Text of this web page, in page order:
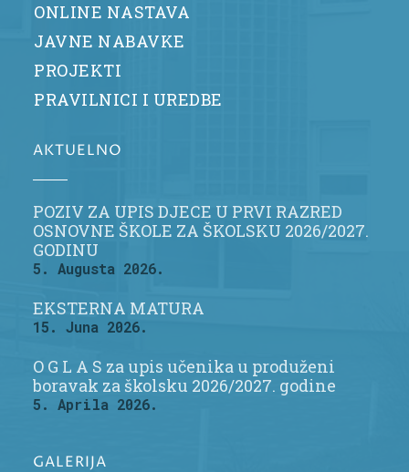
ONLINE NASTAVA
JAVNE NABAVKE
PROJEKTI
PRAVILNICI I UREDBE
AKTUELNO
POZIV ZA UPIS DJECE U PRVI RAZRED
OSNOVNE ŠKOLE ZA ŠKOLSKU 2026/2027.
GODINU
5. Augusta 2026.
EKSTERNA MATURA
15. Juna 2026.
O G L A S za upis učenika u produženi
boravak za školsku 2026/2027. godine
5. Aprila 2026.
GALERIJA